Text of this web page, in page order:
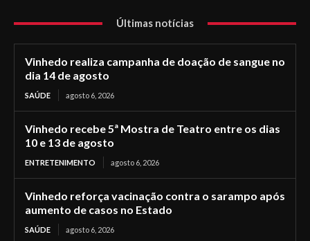
Últimas notícias
Vinhedo realiza campanha de doação de sangue no
dia 14 de agosto
SAÚDE agosto 6, 2026
Vinhedo recebe 5ª Mostra de Teatro entre os dias
10 e 13 de agosto
ENTRETENIMENTO agosto 6, 2026
Vinhedo reforça vacinação contra o sarampo após
aumento de casos no Estado
SAÚDE agosto 6, 2026